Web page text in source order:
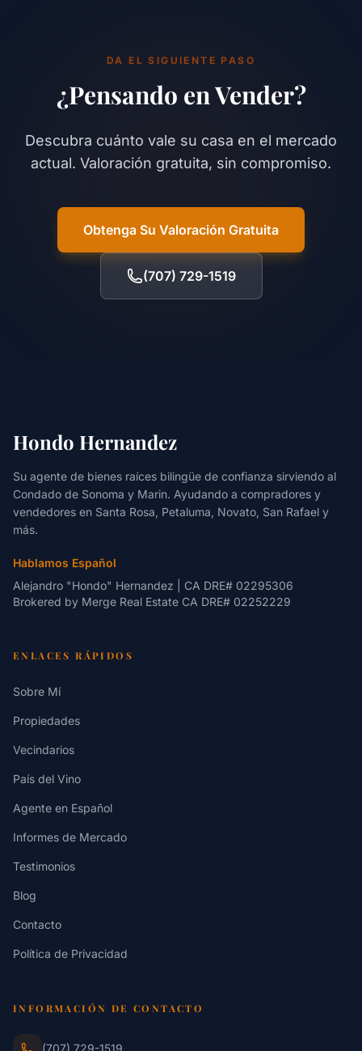
DA EL SIGUIENTE PASO
¿Pensando en Vender?
Descubra cuánto vale su casa en el mercado
actual. Valoración gratuita, sin compromiso.
Obtenga Su Valoración Gratuita
(707) 729-1519
Hondo Hernandez
Su agente de bienes raíces bilingüe de confianza sirviendo al
Condado de Sonoma y Marin. Ayudando a compradores y
vendedores en Santa Rosa, Petaluma, Novato, San Rafael y
más.
Hablamos Español
Alejandro "Hondo" Hernandez | CA DRE# 02295306
Brokered by Merge Real Estate CA DRE# 02252229
ENLACES RÁPIDOS
Sobre Mí
Propiedades
Vecindarios
País del Vino
Agente en Español
Informes de Mercado
Testimonios
Blog
Contacto
Política de Privacidad
INFORMACIÓN DE CONTACTO
(707) 729-1519